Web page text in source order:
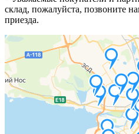
склад, пожалуйста, позвоните
приезда.